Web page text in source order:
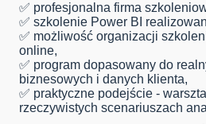
✅ profesjonalna firma
✅ szkolenie Power BI
✅ możliwość organizacji
online,
✅ program dopasowany do
biznesowych i danych klienta,
✅ praktyczne podejście -
rzeczywistych scenariuszach